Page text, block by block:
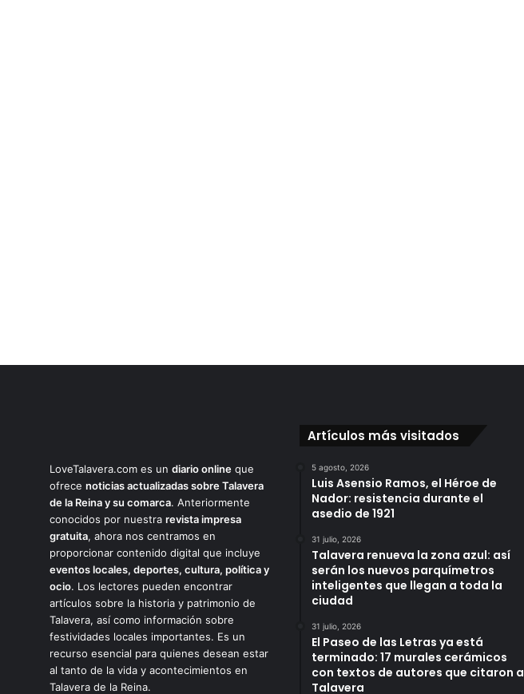
LoveTalavera.com es un diario online que
ofrece noticias actualizadas sobre Talavera
de la Reina y su comarca. Anteriormente
conocidos por nuestra revista impresa
gratuita, ahora nos centramos en
proporcionar contenido digital que incluye
eventos locales, deportes, cultura, política y
ocio. Los lectores pueden encontrar
artículos sobre la historia y patrimonio de
Talavera, así como información sobre
festividades locales importantes. Es un
recurso esencial para quienes desean estar
al tanto de la vida y acontecimientos en
Talavera de la Reina.
Artículos más visitados
5 agosto, 2026
Luis Asensio Ramos, el Héroe de
Nador: resistencia durante el
asedio de 1921
31 julio, 2026
Talavera renueva la zona azul: así
serán los nuevos parquímetros
inteligentes que llegan a toda la
ciudad
31 julio, 2026
El Paseo de las Letras ya está
terminado: 17 murales cerámicos
con textos de autores que citaron a
Talavera